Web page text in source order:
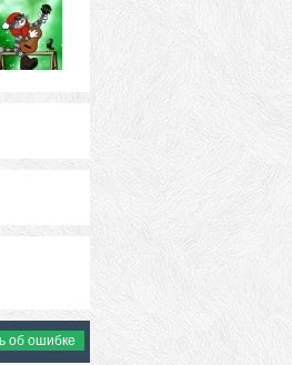
об ошибке